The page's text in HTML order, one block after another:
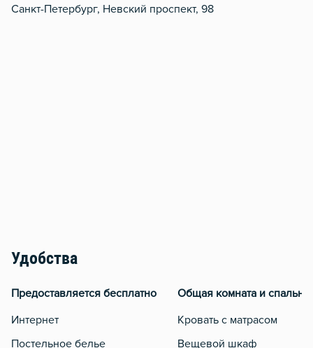
Санкт-Петербург, Невский проспект, 98
Удобства
Предоставляется бесплатно
Интернет
Постельное белье
Общая комната и спальня
Кровать с матрасом
Вещевой шкаф